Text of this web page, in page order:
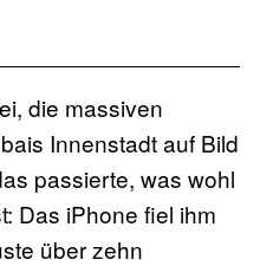
die massiven
Innenstadt auf Bild
passierte, was wohl
Das iPhone fiel ihm
über zehn